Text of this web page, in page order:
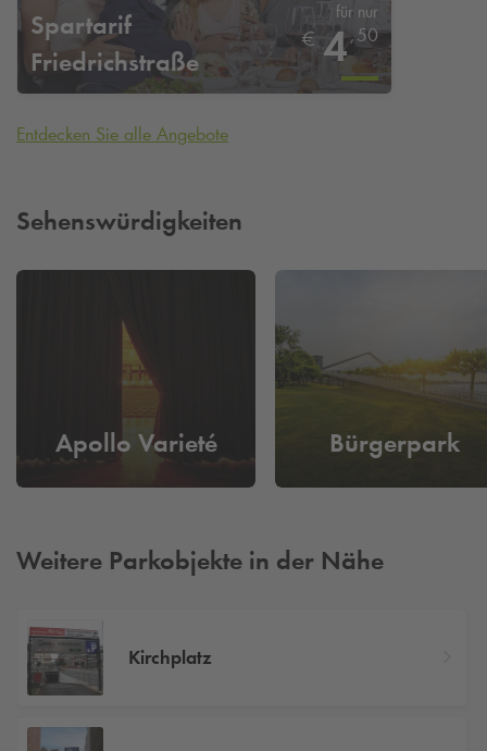
Spartarif
Friedrichstraße
für nur
€ 4,50
Entdecken Sie alle Angebote
Sehenswürdigkeiten
Apollo Varieté Bürgerpark
Weitere Parkobjekte in der Nähe
Kirchplatz